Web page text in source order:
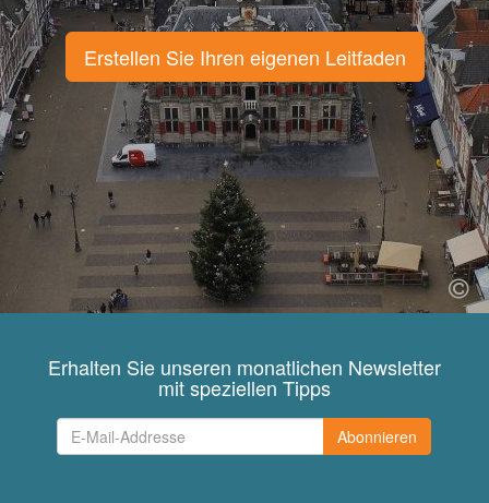
Erstellen Sie Ihren eigenen Leitfaden
Erhalten Sie unseren monatlichen Newsletter
mit speziellen Tipps
Abonnieren